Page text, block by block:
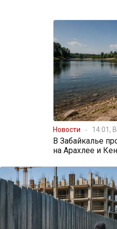
Новости 14:01,
В Забайкалье
на Арахлее и